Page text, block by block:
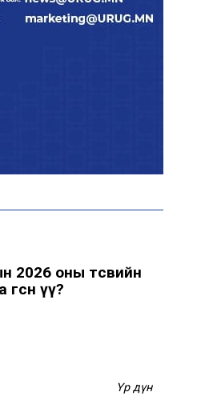
Монгол залуу АНУ-ын
Вашингтон хотын орон
Б.Оюунбилэг:
2026 оны төсвийн
үү?
Үр дүн